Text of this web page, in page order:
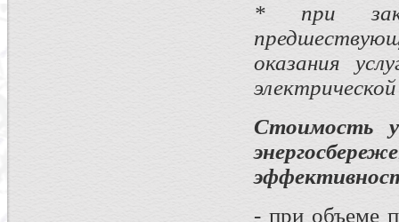
* при
оказания
Стоимость
- при объеме